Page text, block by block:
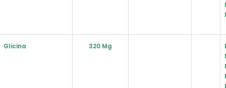
Glicina 320 Mg